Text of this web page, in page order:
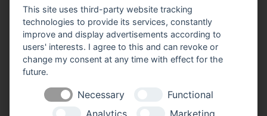
Heidweg 2
41379 Brüggen
Telefon: 0 21 63 / 95 70 - 0
Telefax: 0 21 63 / 95 70 - 33
E-mail:info(at)oudehengel.de
Öffnungszeiten
Mo-Fr: 07.00 - 17.30 Uhr
This site uses third-party website tracking
technologies to provide its services, constantly
improve and display advertisements according to
users' interests. I agree to this and can revoke or
change my consent at any time with effect for the
future.
Necessary
Functional
Analytics
Marketing